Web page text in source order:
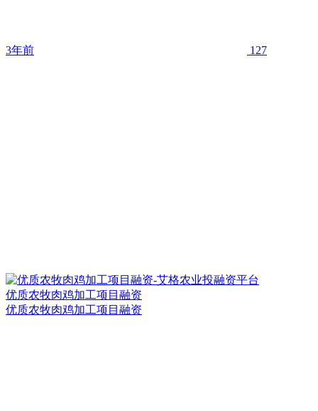
3年前 127
优质农牧肉鸡加工项目融资
优质农牧肉鸡加工项目融资